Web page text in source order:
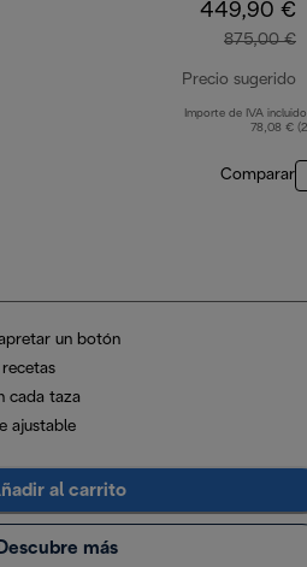
449,90 €
875,00 €
Precio sugerido
Importe de IVA
78,08 €
Comparar
un botón
cada taza
ajustable
al carrito
Descubre más